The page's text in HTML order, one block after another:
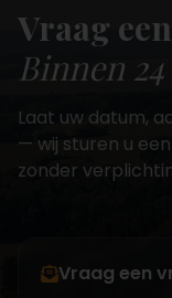
Vraag
Binnen
Laat uw datum,
— wij sturen u
zonder
Vraag een